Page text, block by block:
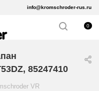
info@kromschroder-rus.ru
0
85247410
VR